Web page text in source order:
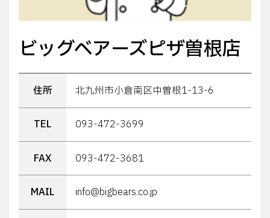
ビッグベアーズピザ曽根店
住所 北九州市小倉南区中曽根1-13-6
TEL 093-472-3699
FAX 093-472-3681
MAIL info@bigbears.co.jp